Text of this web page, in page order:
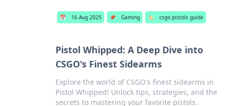
📅 16 Aug 2025 📌 Gaming 🏷️ csgo pistols guide
Pistol Whipped: A Deep Dive into
CSGO's Finest Sidearms
Explore the world of CSGO's finest sidearms in
Pistol Whipped! Unlock tips, strategies, and the
secrets to mastering your favorite pistols.